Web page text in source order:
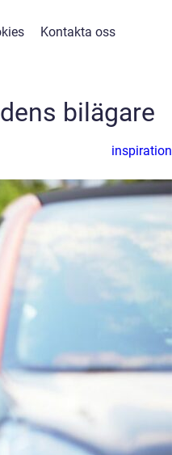
Kontakta oss
bilägare
inspiration